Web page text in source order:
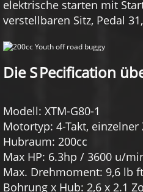
elektrische starten mit
verstellbaren Sitz, Pedal
Die SPecification
Modell: XTM-G80-1
Motortyp: 4-Takt,
Hubraum: 200cc
Max HP: 6.3hp / 3600 u/
Max. Drehmoment: 9,6 lb
Bohrung x Hub: 2,6 x 2.1